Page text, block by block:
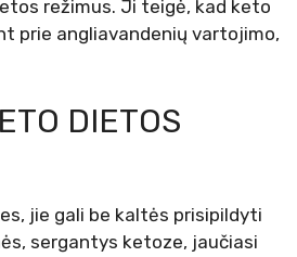
režimus. Ji teigė, kad keto
prie angliavandenių vartojimo,
DIETOS
jie gali be kaltės prisipildyti
sergantys ketoze, jaučiasi